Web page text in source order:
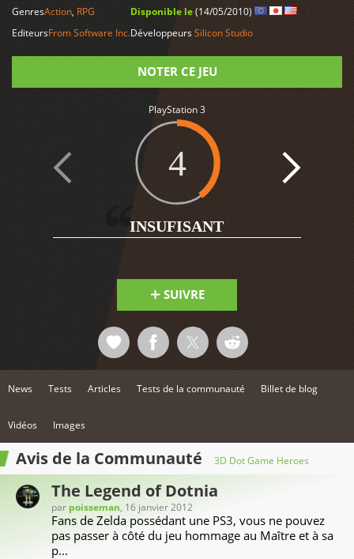
GenresAction, RPG
EditeursFrom Software Inc.
Disponible le(14/05/2010)
DéveloppeursSilicon Studio
NOTER CE JEU
PlayStation 3
4
INSUFISANT
SUIVRE
News Tests Articles Tests de la communauté Billet de blog
Vidéos Images
Avis de la Communauté 3D Dot Game Heroes
The Legend of Dotnia
par poisseman, 16 janvier 2012
Fans de Zelda possédant une PS3, vous ne pouvez
pas passer à côté du jeu hommage au Maître et à sa
p...